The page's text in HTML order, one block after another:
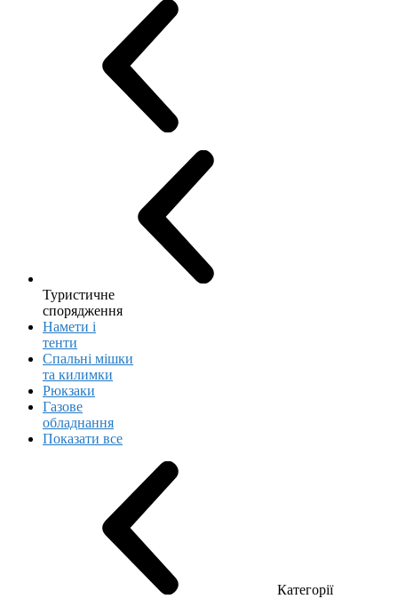
Туристичне
спорядження
Намети і
тенти
Спальні мішки
та килимки
Рюкзаки
Газове
обладнання
Показати все
Категорії